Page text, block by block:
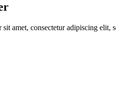
amet, consectetur adipiscing